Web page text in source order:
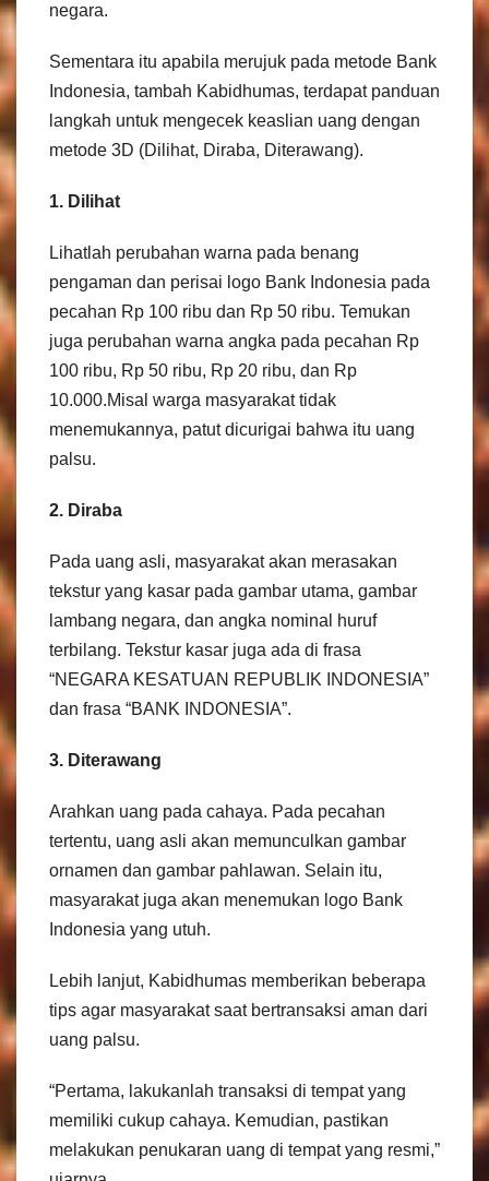
negara.
Sementara itu apabila merujuk pada metode Bank
Indonesia, tambah Kabidhumas, terdapat panduan
langkah untuk mengecek keaslian uang dengan
metode 3D (Dilihat, Diraba, Diterawang).
1. Dilihat
Lihatlah perubahan warna pada benang
pengaman dan perisai logo Bank Indonesia pada
pecahan Rp 100 ribu dan Rp 50 ribu. Temukan
juga perubahan warna angka pada pecahan Rp
100 ribu, Rp 50 ribu, Rp 20 ribu, dan Rp
10.000.Misal warga masyarakat tidak
menemukannya, patut dicurigai bahwa itu uang
palsu.
2. Diraba
Pada uang asli, masyarakat akan merasakan
tekstur yang kasar pada gambar utama, gambar
lambang negara, dan angka nominal huruf
terbilang. Tekstur kasar juga ada di frasa
“NEGARA KESATUAN REPUBLIK INDONESIA”
dan frasa “BANK INDONESIA”.
3. Diterawang
Arahkan uang pada cahaya. Pada pecahan
tertentu, uang asli akan memunculkan gambar
ornamen dan gambar pahlawan. Selain itu,
masyarakat juga akan menemukan logo Bank
Indonesia yang utuh.
Lebih lanjut, Kabidhumas memberikan beberapa
tips agar masyarakat saat bertransaksi aman dari
uang palsu.
“Pertama, lakukanlah transaksi di tempat yang
memiliki cukup cahaya. Kemudian, pastikan
melakukan penukaran uang di tempat yang resmi,”